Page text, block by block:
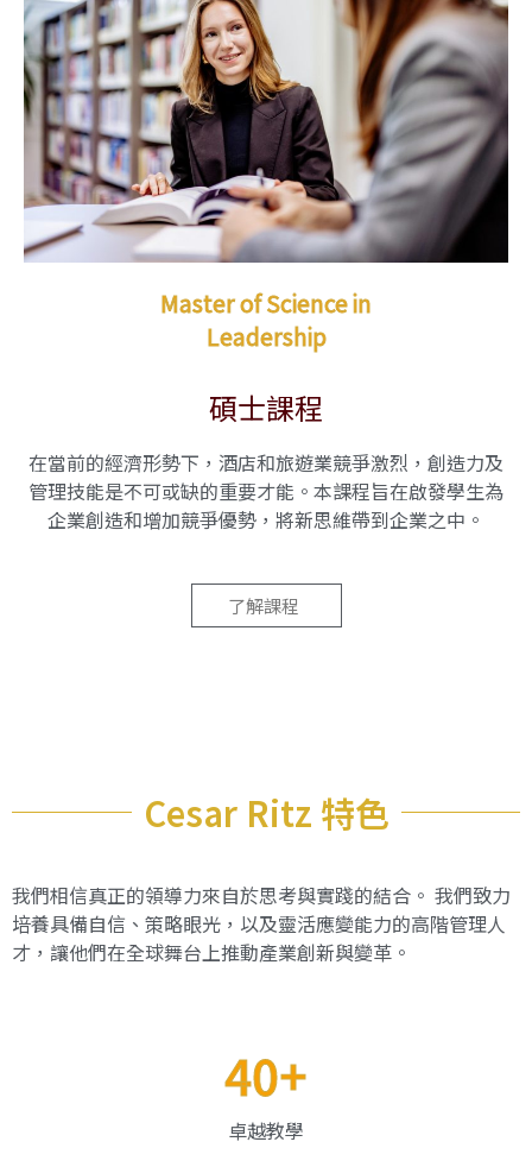
Master of Science in
Leadership
碩士課程
在當前的經濟形勢下，酒店和旅遊業競爭激烈，創造力及
管理技能是不可或缺的重要才能。本課程旨在啟發學生為
企業創造和增加競爭優勢，將新思維帶到企業之中。
了解課程
Cesar Ritz 特色
我們相信真正的領導力來自於思考與實踐的結合。 我們致力
培養具備自信、策略眼光，以及靈活應變能力的高階管理人
才，讓他們在全球舞台上推動產業創新與變革。
40+
卓越教學